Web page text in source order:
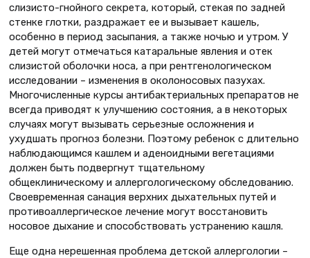
слизисто-гнойного секрета, который, стекая по задней
стенке глотки, раздражает ее и вызывает кашель,
особенно в период засыпания, а также ночью и утром. У
детей могут отмечаться катаральные явления и отек
слизистой оболочки носа, а при рентгенологическом
исследовании – изменения в околоносовых пазухах.
Многочисленные курсы антибактериальных препаратов не
всегда приводят к улучшению состояния, а в некоторых
случаях могут вызывать серьезные осложнения и
ухудшать прогноз болезни. Поэтому ребенок с длительно
наблюдающимся кашлем и аденоидными вегетациями
должен быть подвергнут тщательному
общеклиническому и аллергологическому обследованию.
Своевременная санация верхних дыхательных путей и
противоаллергическое лечение могут восстановить
носовое дыхание и способствовать устранению кашля.
Еще одна нерешенная проблема детской аллергологии –